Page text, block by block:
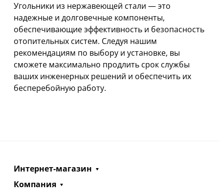
Угольники из нержавеющей стали — это
надежные и долговечные компоненты,
обеспечивающие эффективность и безопасность
отопительных систем. Следуя нашим
рекомендациям по выбору и установке, вы
сможете максимально продлить срок службы
ваших инженерных решений и обеспечить их
бесперебойную работу.
Интернет-магазин
Компания